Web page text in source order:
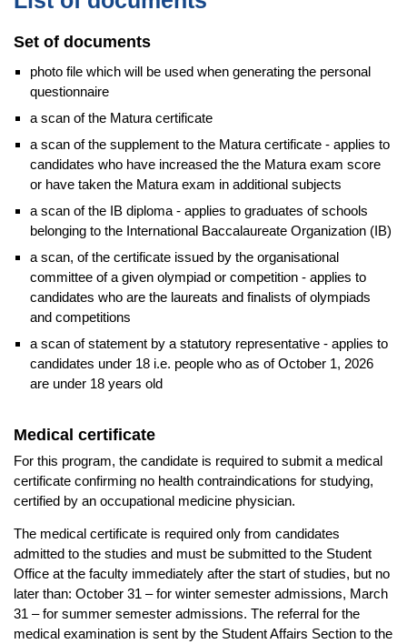
Set of documents
photo file which will be used when generating the personal
questionnaire
a scan of the Matura certificate
a scan of the supplement to the Matura certificate - applies to
candidates who have increased the the Matura exam score
or have taken the Matura exam in additional subjects
a scan of the IB diploma - applies to graduates of schools
belonging to the International Baccalaureate Organization (IB)
a scan, of the certificate issued by the organisational
committee of a given olympiad or competition - applies to
candidates who are the laureats and finalists of olympiads
and competitions
a scan of statement by a statutory representative - applies to
candidates under 18 i.e. people who as of October 1, 2026
are under 18 years old
Medical certificate
For this program, the candidate is required to submit a medical
certificate confirming no health contraindications for studying,
certified by an occupational medicine physician.
The medical certificate is required only from candidates
admitted to the studies and must be submitted to the Student
Office at the faculty immediately after the start of studies, but no
later than: October 31 – for winter semester admissions, March
31 – for summer semester admissions. The referral for the
medical examination is sent by the Student Affairs Section to the